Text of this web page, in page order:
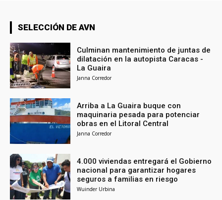
SELECCIÓN DE AVN
Culminan mantenimiento de juntas de
dilatación en la autopista Caracas -
La Guaira
Janna Corredor
Arriba a La Guaira buque con
maquinaria pesada para potenciar
obras en el Litoral Central
Janna Corredor
4.000 viviendas entregará el Gobierno
nacional para garantizar hogares
seguros a familias en riesgo
Wuinder Urbina